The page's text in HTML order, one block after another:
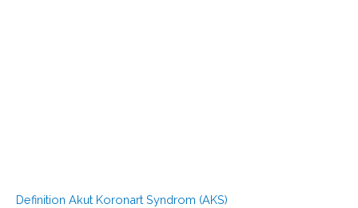
Definition Akut Koronart Syndrom (AKS)